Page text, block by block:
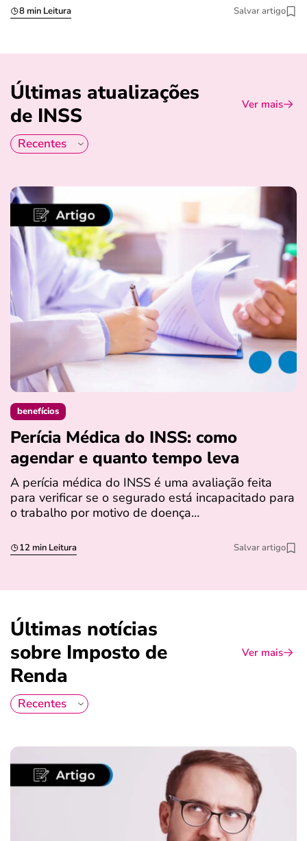
8 min Leitura Salvar artigo
Últimas atualizações
de INSS
Ver mais
benefícios
Perícia Médica do INSS: como
agendar e quanto tempo leva
A perícia médica do INSS é uma avaliação feita
para verificar se o segurado está incapacitado para
o trabalho por motivo de doença…
12 min Leitura Salvar artigo
Últimas notícias
sobre Imposto de
Renda
Ver mais